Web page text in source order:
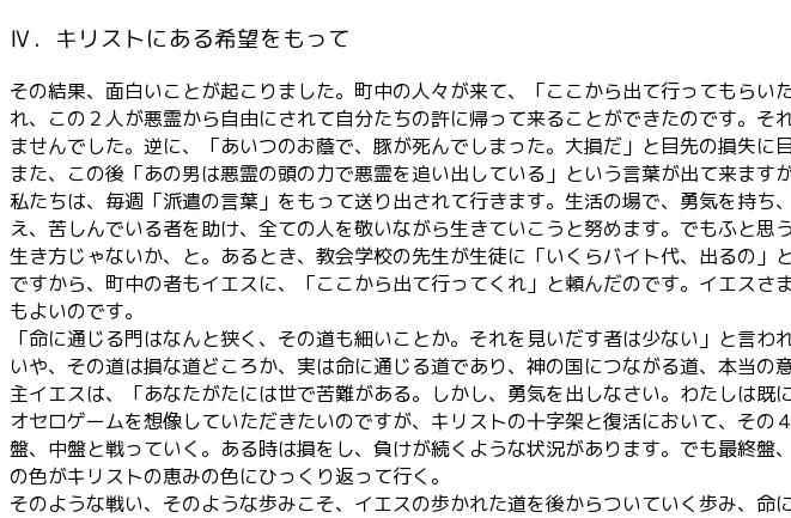
Ⅳ．キリストにある希望をもって
その結果、面白いことが起こりました。町中の人々が来て、「ここから出て行ってもら
れ、この２人が悪霊から自由にされて自分たちの許に帰って来ることができたのです。
ませんでした。逆に、「あいつのお蔭で、豚が死んでしまった。大損だ」と目先の損失に
また、この後「あの男は悪霊の頭の力で悪霊を追い出している」という言葉が出て来ま
私たちは、毎週「派遣の言葉」をもって送り出されて行きます。生活の場で、勇気を持
え、苦しんでいる者を助け、全ての人を敬いながら生きていこうと努めます。でもふと
生き方じゃないか、と。あるとき、教会学校の先生が生徒に「いくらバイト代、出るの
ですから、町中の者もイエスに、「ここから出て行ってくれ」と頼んだのです。イエス
もよいのです。
「命に通じる門はなんと狭く、その道も細いことか。それを見いだす者は少ない」と言わ
いや、その道は損な道どころか、実は命に通じる道であり、神の国につながる道、本当の
主イエスは、「あなたがたには世で苦難がある。しかし、勇気を出しなさい。わたしは既
オセロゲームを想像していただきたいのですが、キリストの十字架と復活において、そ
盤、中盤と戦っていく。ある時は損をし、負けが続くような状況があります。でも最終
の色がキリストの恵みの色にひっくり返って行く。
そのような戦い、そのような歩みこそ、イエスの歩かれた道を後からついていく歩み、命